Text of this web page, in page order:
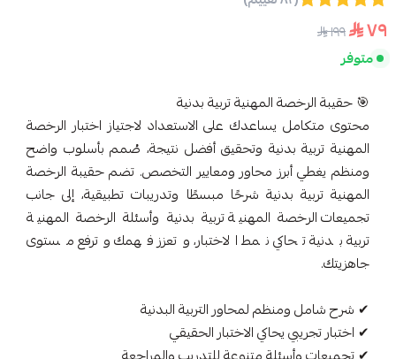
٧٩
١٩٩
متوفر
🎯 حقيبة الرخصة المهنية تربية بدنية
محتوى متكامل يساعدك على الاستعداد لاجتياز اختبار الرخصة
المهنية تربية بدنية وتحقيق أفضل نتيجة، صُمم بأسلوب واضح
ومنظم يغطي أبرز محاور ومعايير التخصص. تضم حقيبة الرخصة
المهنية تربية بدنية شرحًا مبسطًا وتدريبات تطبيقية، إلى جانب
تجميعات الرخصة المهنية تربية بدنية وأسئلة الرخصة المهنية
تربية بدنية تحاكي نمط الاختبار، وتعزز فهمك وترفع مستوى
جاهزيتك.
✔ شرح شامل ومنظم لمحاور التربية البدنية
✔ اختبار تجريبي يحاكي الاختبار الحقيقي